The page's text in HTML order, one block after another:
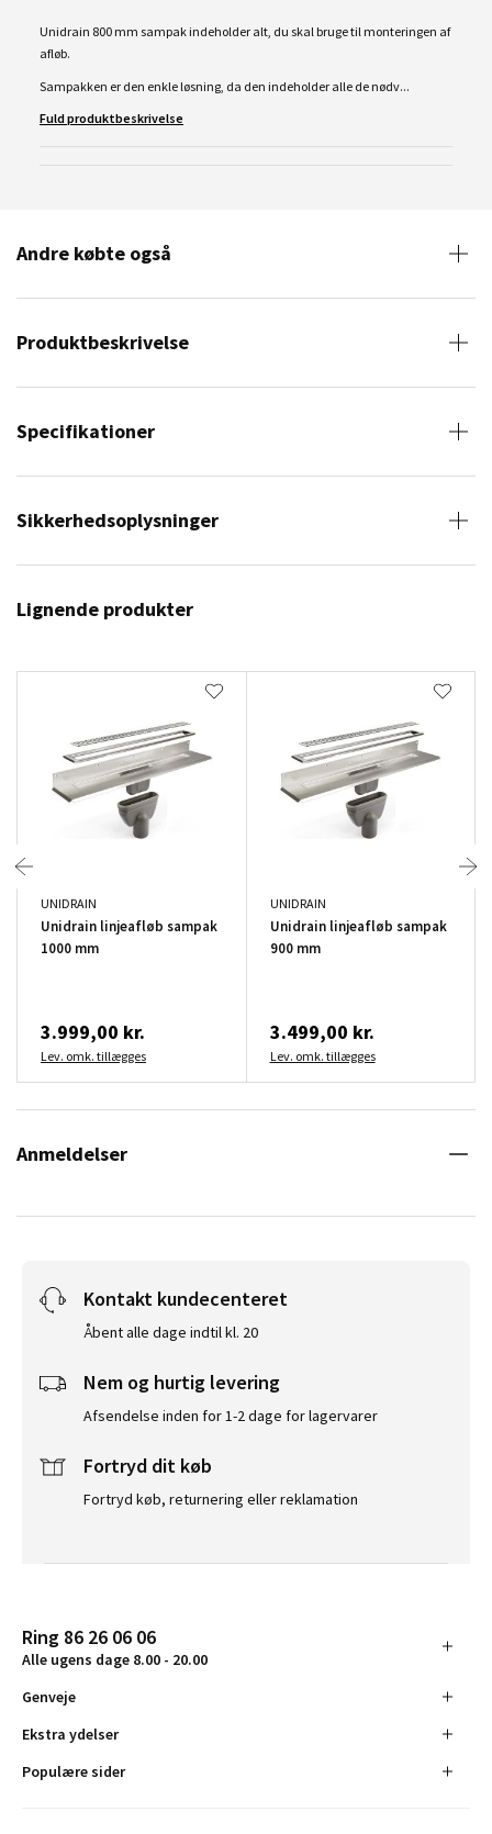
Unidrain 800 mm sampak indeholder alt, du skal bruge til monteringen af
afløb.
Sampakken er den enkle løsning, da den indeholder alle de nødv...
Fuld produktbeskrivelse
Andre købte også
Produktbeskrivelse
Specifikationer
Sikkerhedsoplysninger
Lignende produkter
UNIDRAIN
Unidrain linjeafløb sampak
1000 mm
3.999,00 kr.
Lev. omk. tillægges
UNIDRAIN
Unidrain linjeafløb sampak
900 mm
3.499,00 kr.
Lev. omk. tillægges
Anmeldelser
Kontakt kundecenteret
Åbent alle dage indtil kl. 20
Nem og hurtig levering
Afsendelse inden for 1-2 dage for lagervarer
Fortryd dit køb
Fortryd køb, returnering eller reklamation
Ring 86 26 06 06
Alle ugens dage 8.00 - 20.00
Genveje
Ekstra ydelser
Populære sider